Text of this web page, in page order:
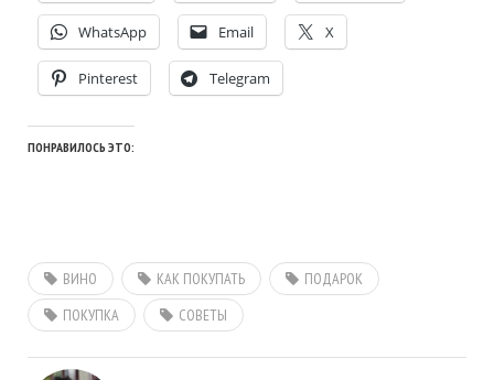
WhatsApp Email X
Pinterest Telegram
ПОНРАВИЛОСЬ ЭТО:
ВИНО КАК ПОКУПАТЬ
ПОДАРОК
ПОКУПКА
СОВЕТЫ